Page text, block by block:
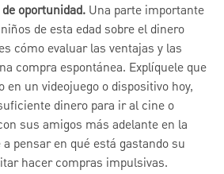
oportunidad. Una parte importante
de esta edad sobre el dinero
cómo evaluar las ventajas y las
compra espontánea. Explíquele que
en un videojuego o dispositivo hoy,
dinero para ir al cine o
sus amigos más adelante en la
pensar en qué está gastando su
hacer compras impulsivas.